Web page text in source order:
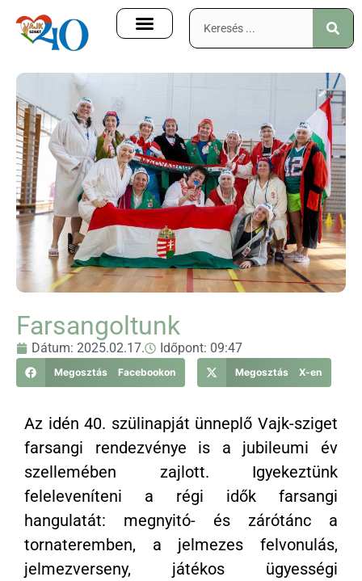
Farsangoltunk
Dátum: 2025.02.17. Időpont: 09:47
Megosztás Facebookon Megosztás X-en
Az idén 40. szülinapját ünneplő Vajk-sziget
farsangi rendezvénye is a jubileumi év
szellemében zajlott. Igyekeztünk
feleleveníteni a régi idők farsangi
hangulatát: megnyitó- és zárótánc a
tornateremben, a jelmezes felvonulás,
jelmezverseny, játékos ügyességi